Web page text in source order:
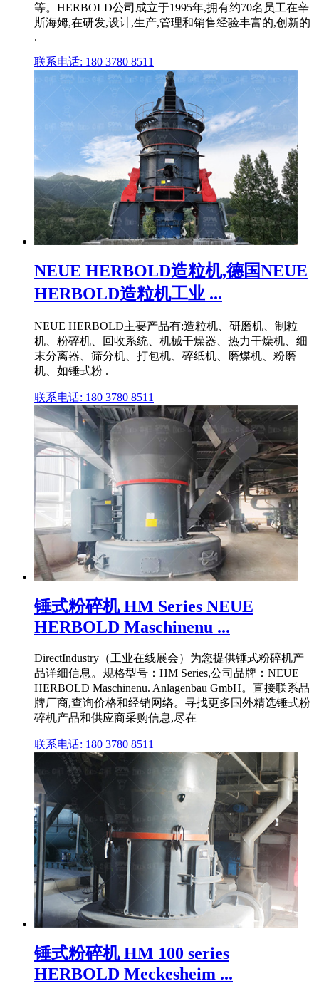
等。HERBOLD公司成立于1995年,拥有约70名员工在辛
斯海姆,在研发,设计,生产,管理和销售经验丰富的,创新的
.
联系电话: 180 3780 8511
NEUE HERBOLD造粒机,德国NEUE
HERBOLD造粒机工业 ...
NEUE HERBOLD主要产品有:造粒机、研磨机、制粒
机、粉碎机、回收系统、机械干燥器、热力干燥机、细
末分离器、筛分机、打包机、碎纸机、磨煤机、粉磨
机、如锤式粉 .
联系电话: 180 3780 8511
锤式粉碎机 HM Series NEUE
HERBOLD Maschinenu ...
DirectIndustry（工业在线展会）为您提供锤式粉碎机产
品详细信息。规格型号：HM Series,公司品牌：NEUE
HERBOLD Maschinenu. Anlagenbau GmbH。直接联系品
牌厂商,查询价格和经销网络。寻找更多国外精选锤式粉
碎机产品和供应商采购信息,尽在
联系电话: 180 3780 8511
锤式粉碎机 HM 100 series
HERBOLD Meckesheim ...